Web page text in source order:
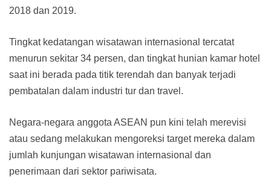
2018 dan 2019.
Tingkat kedatangan wisatawan internasional tercatat
menurun sekitar 34 persen, dan tingkat hunian kamar hotel
saat ini berada pada titik terendah dan banyak terjadi
pembatalan dalam industri tur dan travel.
Negara-negara anggota ASEAN pun kini telah merevisi
atau sedang melakukan mengoreksi target mereka dalam
jumlah kunjungan wisatawan internasional dan
penerimaan dari sektor pariwisata.